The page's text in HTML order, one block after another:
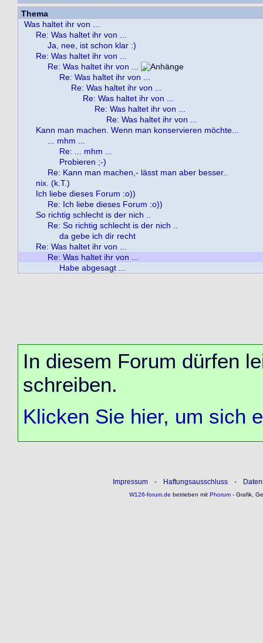
Thema
Was haltet ihr von ...
Re: Was haltet ihr von ...
Ja, nee, ist schon klar :)
Re: Was haltet ihr von ...
Re: Was haltet ihr von ...
Re: Was haltet ihr von ...
Re: Was haltet ihr von ...
Re: Was haltet ihr von ...
Re: Was haltet ihr von ...
Re: Was haltet ihr von ...
Kann man machen. Wenn man konservieren möchte...
... mhm ...
Re: ... mhm ...
Probieren ;-)
Re: Kann man machen,- lässt man aber besser..
nix. (k.T.)
Ich liebe dieses Forum :o))
Re: Ich liebe dieses Forum :o))
So richtig schlecht is der nich ..
Re: So richtig schlecht is der nich ..
da gebe ich dir recht
Re: Was haltet ihr von ...
Re: Was haltet ihr von ...
Habe abgesagt ...
In diesem Forum dürfen
schreiben.
Klicken Sie hier, um sich
Impressum - Haftungsausschluss -
W126-forum.de betrieben mitPhorum- Grafik,